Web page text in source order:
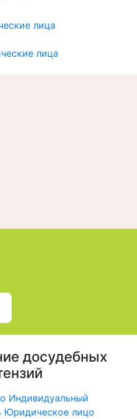
лица
лица
досудебных
Индивидуальный
Юридическое лицо